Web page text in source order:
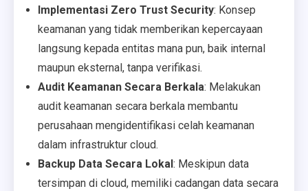
Implementasi Zero Trust Security: Konsep
keamanan yang tidak memberikan kepercayaan
langsung kepada entitas mana pun, baik internal
maupun eksternal, tanpa verifikasi.
Audit Keamanan Secara Berkala: Melakukan
audit keamanan secara berkala membantu
perusahaan mengidentifikasi celah keamanan
dalam infrastruktur cloud.
Backup Data Secara Lokal : Meskipun data
tersimpan di cloud, memiliki cadangan data secara